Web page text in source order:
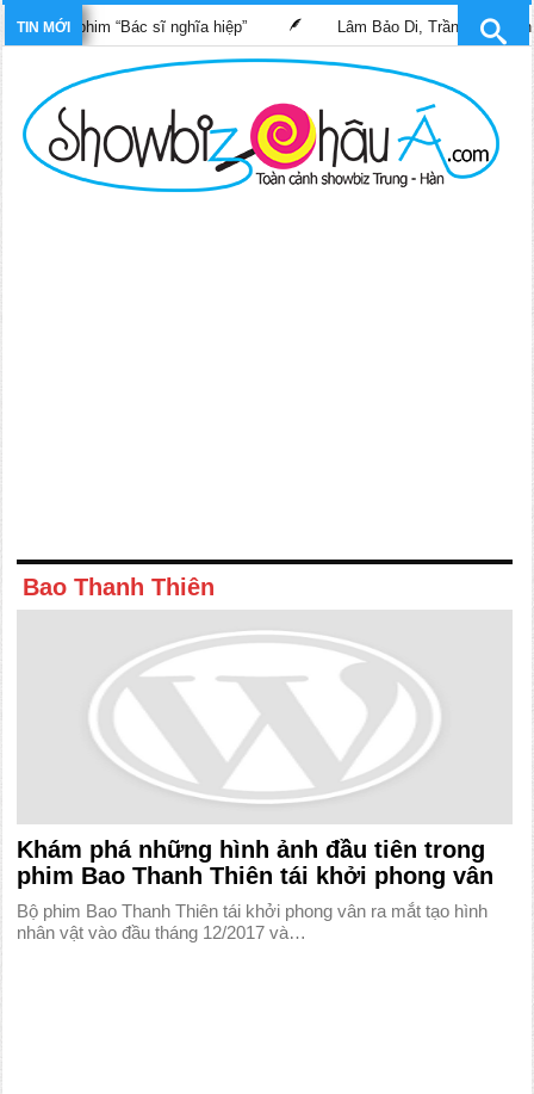
TIN MỚI
phim “Bác sĩ nghĩa hiệp” Lâm Bảo Di, Trần Pháp Dung tái
Bao Thanh Thiên
Khám phá những hình ảnh đầu tiên trong
phim Bao Thanh Thiên tái khởi phong vân
Bộ phim Bao Thanh Thiên tái khởi phong vân ra mắt tạo hình
nhân vật vào đầu tháng 12/2017 và…